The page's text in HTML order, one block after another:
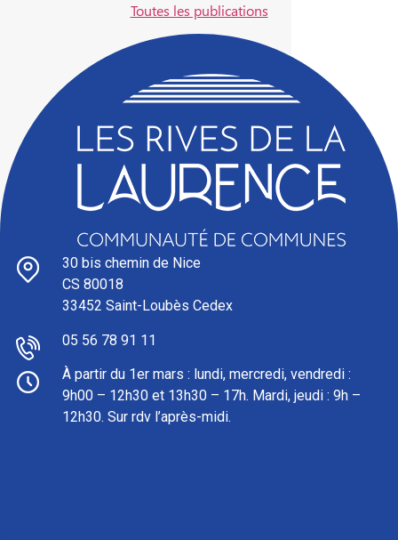
30 bis chemin de Nice
CS 80018
33452 Saint-Loubès Cedex
05 56 78 91 11
À partir du 1er mars : l undi, mercredi, vendredi :
9h00 – 12h30 et 13h30 – 17h. Mardi, jeudi : 9h –
12h30. Sur rdv l’après-midi.
Toutes les publications